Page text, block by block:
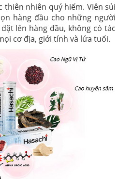
nhiên quý hiếm. Viên sủi
hàng đầu cho những người
lên hàng đầu, không có tác
cơ địa, giới tính và lứa tuổi.